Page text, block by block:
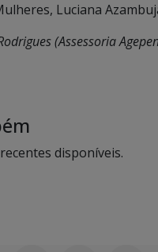
Luciana
(Assessoria
disponíveis.